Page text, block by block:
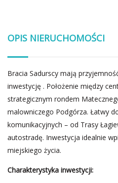
OPIS NIERUCHOMOŚCI
Bracia Sadurscy mają
inwestycję . Położenie między
strategicznym rondem
malowniczego Podgórza. Łatwy
komunikacyjnych – od Trasy
autostradę. Inwestycja idealnie
miejskiego życia.
Charakterystyka inwestycji: